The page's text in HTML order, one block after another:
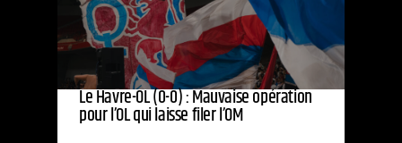
Le Havre-OL (0-0) : Mauvaise opération
pour l’OL qui laisse filer l’OM